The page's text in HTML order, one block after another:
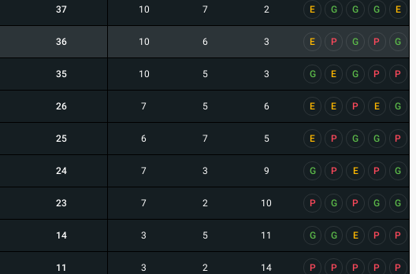
37 10 7 2 E G G G E
36 10 6 3 E P G P G
35 10 5 3 G E G P P
26 7 5 6 E E P E G
25 6 7 5 E P G G P
24 7 3 9 G P E P G
23 7 2 10 P G P G G
14 3 5 11 G G E P P
11 3 2 14 P P P P P